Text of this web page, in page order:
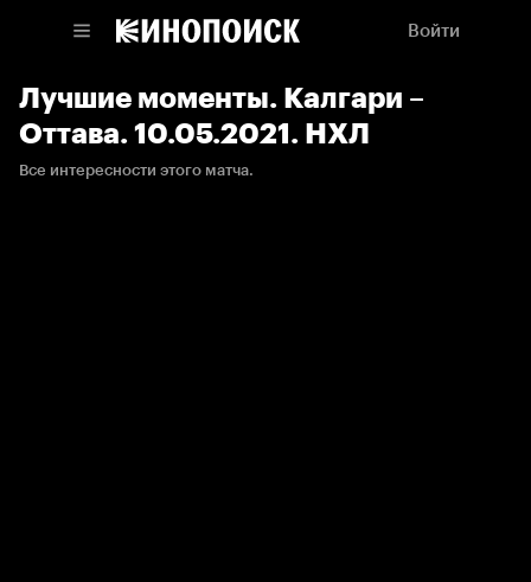
Войти
Лучшие моменты. Калгари –
Оттава. 10.05.2021. НХЛ
Все интересности этого матча.